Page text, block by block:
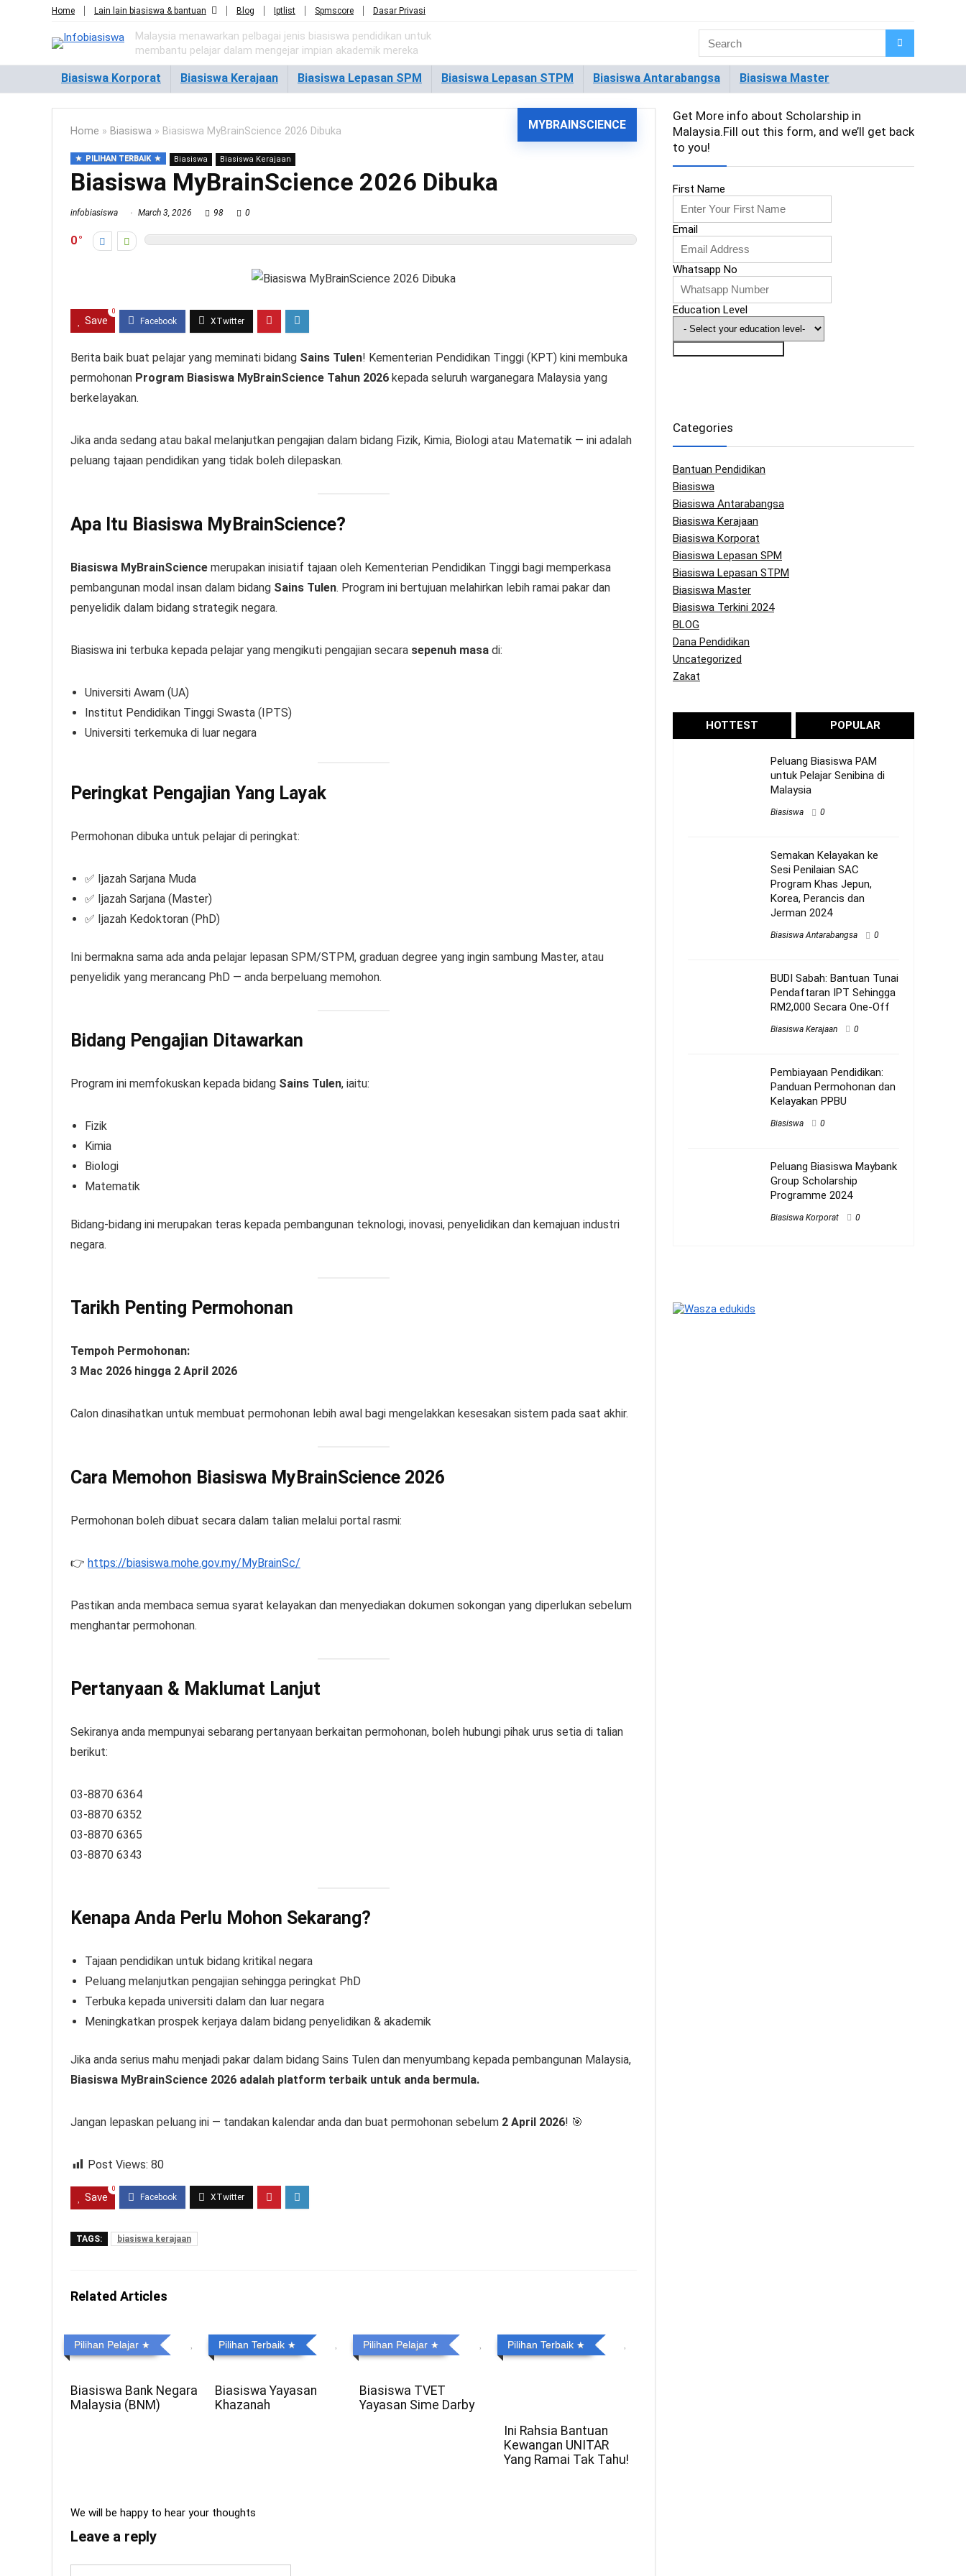
Home Lain lain biasiswa & bantuan Blog Iptlist Spmscore Dasar Privasi
Malaysia menawarkan pelbagai jenis biasiswa pendidikan untuk
membantu pelajar dalam mengejar impian akademik mereka
Biasiswa Korporat Biasiswa Kerajaan Biasiswa Lepasan SPM Biasiswa Lepasan STPM Biasiswa Antarabangsa Biasiswa Master
MYBRAINSCIENCE
Home » Biasiswa » Biasiswa MyBrainScience 2026 Dibuka
PILIHAN TERBAIK Biasiswa Biasiswa Kerajaan
Biasiswa MyBrainScience 2026 Dibuka
infobiasiswa March 3, 2026 98 0
0
Save
0
Berita baik buat pelajar yang meminati bidang Sains Tulen! Kementerian Pendidikan Tinggi (KPT) kini membuka
permohonan Program Biasiswa MyBrainScience Tahun 2026 kepada seluruh warganegara Malaysia yang
berkelayakan.
Jika anda sedang atau bakal melanjutkan pengajian dalam bidang Fizik, Kimia, Biologi atau Matematik — ini adalah
peluang tajaan pendidikan yang tidak boleh dilepaskan.
Apa Itu Biasiswa MyBrainScience?
Biasiswa MyBrainScience merupakan inisiatif tajaan oleh Kementerian Pendidikan Tinggi bagi memperkasa
pembangunan modal insan dalam bidang Sains Tulen. Program ini bertujuan melahirkan lebih ramai pakar dan
penyelidik dalam bidang strategik negara.
Biasiswa ini terbuka kepada pelajar yang mengikuti pengajian secara sepenuh masa di:
Universiti Awam (UA)
Institut Pendidikan Tinggi Swasta (IPTS)
Universiti terkemuka di luar negara
Peringkat Pengajian Yang Layak
Permohonan dibuka untuk pelajar di peringkat:
✅ Ijazah Sarjana Muda
✅ Ijazah Sarjana (Master)
✅ Ijazah Kedoktoran (PhD)
Ini bermakna sama ada anda pelajar lepasan SPM/STPM, graduan degree yang ingin sambung Master, atau
penyelidik yang merancang PhD — anda berpeluang memohon.
Bidang Pengajian Ditawarkan
Program ini memfokuskan kepada bidang Sains Tulen, iaitu:
Fizik
Kimia
Biologi
Matematik
Bidang-bidang ini merupakan teras kepada pembangunan teknologi, inovasi, penyelidikan dan kemajuan industri
negara.
Tarikh Penting Permohonan
Tempoh Permohonan:
3 Mac 2026 hingga 2 April 2026
Calon dinasihatkan untuk membuat permohonan lebih awal bagi mengelakkan kesesakan sistem pada saat akhir.
Cara Memohon Biasiswa MyBrainScience 2026
Permohonan boleh dibuat secara dalam talian melalui portal rasmi:
👉 https://biasiswa.mohe.gov.my/MyBrainSc/
Pastikan anda membaca semua syarat kelayakan dan menyediakan dokumen sokongan yang diperlukan sebelum
menghantar permohonan.
Pertanyaan & Maklumat Lanjut
Sekiranya anda mempunyai sebarang pertanyaan berkaitan permohonan, boleh hubungi pihak urus setia di talian
berikut:
03-8870 6364
03-8870 6352
03-8870 6365
03-8870 6343
Kenapa Anda Perlu Mohon Sekarang?
Tajaan pendidikan untuk bidang kritikal negara
Peluang melanjutkan pengajian sehingga peringkat PhD
Terbuka kepada universiti dalam dan luar negara
Meningkatkan prospek kerjaya dalam bidang penyelidikan & akademik
Jika anda serius mahu menjadi pakar dalam bidang Sains Tulen dan menyumbang kepada pembangunan Malaysia,
Biasiswa MyBrainScience 2026 adalah platform terbaik untuk anda bermula.
Jangan lepaskan peluang ini — tandakan kalendar anda dan buat permohonan sebelum 2 April 2026! 🎯
Post Views: 80
Save
0
TAGS: biasiswa kerajaan
Related Articles
Pilihan Pelajar
Biasiswa Bank Negara
Malaysia (BNM)
Pilihan Terbaik
Biasiswa Yayasan
Khazanah
Pilihan Pelajar
Biasiswa TVET
Yayasan Sime Darby
Pilihan Terbaik
Ini Rahsia Bantuan
Kewangan UNITAR
Yang Ramai Tak Tahu!
We will be happy to hear your thoughts
Leave a reply
Get More info about Scholarship in
Malaysia.Fill out this form, and we’ll get back
to you!
First Name
Email
Whatsapp No
Education Level
Categories
Bantuan Pendidikan
Biasiswa
Biasiswa Antarabangsa
Biasiswa Kerajaan
Biasiswa Korporat
Biasiswa Lepasan SPM
Biasiswa Lepasan STPM
Biasiswa Master
Biasiswa Terkini 2024
BLOG
Dana Pendidikan
Uncategorized
Zakat
HOTTEST POPULAR
Peluang Biasiswa PAM
untuk Pelajar Senibina di
Malaysia
Biasiswa 0
Semakan Kelayakan ke
Sesi Penilaian SAC
Program Khas Jepun,
Korea, Perancis dan
Jerman 2024
Biasiswa Antarabangsa 0
BUDI Sabah: Bantuan Tunai
Pendaftaran IPT Sehingga
RM2,000 Secara One-Off
Biasiswa Kerajaan 0
Pembiayaan Pendidikan:
Panduan Permohonan dan
Kelayakan PPBU
Biasiswa 0
Peluang Biasiswa Maybank
Group Scholarship
Programme 2024
Biasiswa Korporat 0